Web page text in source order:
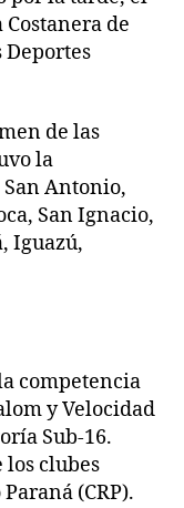
de
Deportes
de las
la
Antonio,
San Ignacio,
Iguazú,
competencia
y Velocidad
Sub-16.
clubes
(CRP).